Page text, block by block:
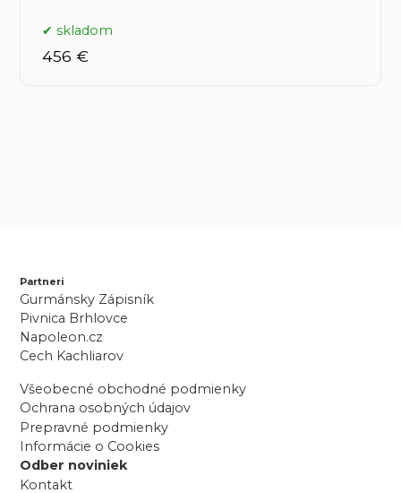
skladom
456 €
Partneri
Gurmánsky Zápisník
Pivnica Brhlovce
Napoleon.cz
Cech Kachliarov
Všeobecné obchodné podmienky
Ochrana osobných údajov
Prepravné podmienky
Informácie o Cookies
Odber noviniek
Kontakt